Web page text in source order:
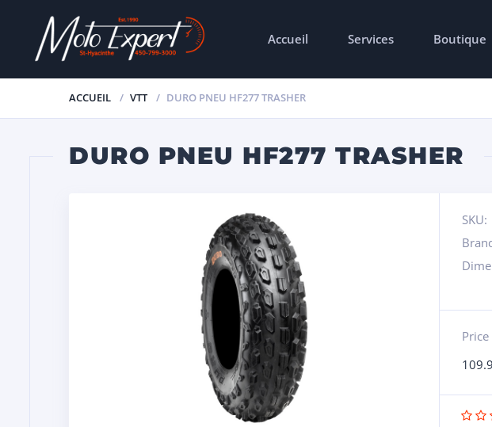
Accueil Services Boutique
ACCUEIL VTT DURO PNEU HF277 TRASHER
DURO PNEU HF277 TRASHER
SKU:
Price